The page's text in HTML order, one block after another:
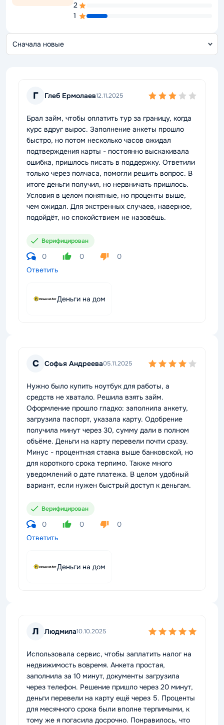
2
1
Г Глеб Ермолаев12.11.2025
Брал займ, чтобы оплатить тур за границу, когда
курс вдруг вырос. Заполнение анкеты прошло
быстро, но потом несколько часов ожидал
подтверждения карты - постоянно выскакивала
ошибка, пришлось писать в поддержку. Ответили
только через полчаса, помогли решить вопрос. В
итоге деньги получил, но нервничать пришлось.
Условия в целом понятные, но проценты выше,
чем ожидал. Для экстренных случаев, наверное,
подойдёт, но спокойствием не назовёшь.
Верифицирован
0 0
0
Ответить
Деньги на дом
С Софья Андреева05.11.2025
Нужно было купить ноутбук для работы, а
средств не хватало. Решила взять займ.
Оформление прошло гладко: заполнила анкету,
загрузила паспорт, указала карту. Одобрение
получила минут через 30, сумму дали в полном
объёме. Деньги на карту перевели почти сразу.
Минус - процентная ставка выше банковской, но
для короткого срока терпимо. Также много
уведомлений о дате платежа. В целом удобный
вариант, если нужен быстрый доступ к деньгам.
Верифицирован
0 0
0
Ответить
Деньги на дом
Л Людмила10.10.2025
Использовала сервис, чтобы заплатить налог на
недвижимость вовремя. Анкета простая,
заполнила за 10 минут, документы загрузила
через телефон. Решение пришло через 20 минут,
деньги перевели на карту ещё через 5. Проценты
для месячного срока были вполне терпимыми, к
тому же я погасила досрочно. Понравилось, что